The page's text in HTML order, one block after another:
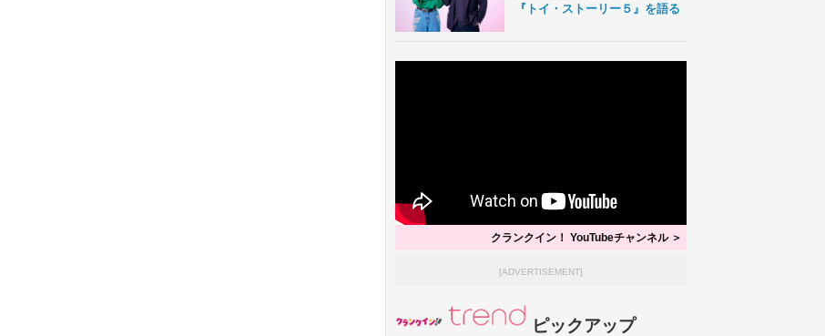
『トイ・ストーリー５』を語る
クランクイン！ YouTubeチャンネル ＞
[ADVERTISEMENT]
ピックアップ